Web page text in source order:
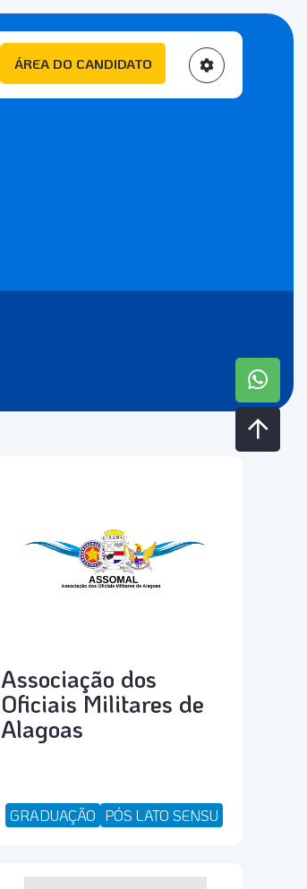
ÁREA DO CANDIDATO
Associação dos
Oficiais Militares de
Alagoas
GRADUAÇÃO PÓS LATO SENSU